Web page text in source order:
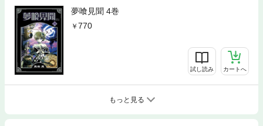
夢喰見聞 4巻
770
試し読み カートへ
もっと見る